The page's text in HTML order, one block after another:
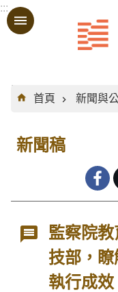
跳到主要內容區塊
:::
:::
首頁
新聞與
新聞稿
監察院
技部，
執行成效